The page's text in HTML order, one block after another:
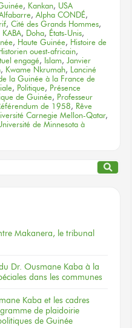
, Kankan, USA
, Alpha CONDÉ,
, Cité des Grands Hommes,
, Doha, États-Unis,
, Haute Guinée, Histoire de
ouest-africain,
engagé, Islam, Janvier
, Kwame Nkrumah, Lanciné
la Guinée à la France de
, Politique, Présence
de Guinée, Professeur
de 1958, Rêve
Carnegie Mellon-Qatar,
de Minnesota à
Makanera, le tribunal
Dr. Ousmane Kaba à la
dans les communes
Kaba et les cadres
de plaidoirie
de Guinée